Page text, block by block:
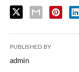
PUBLISHED BY
admin